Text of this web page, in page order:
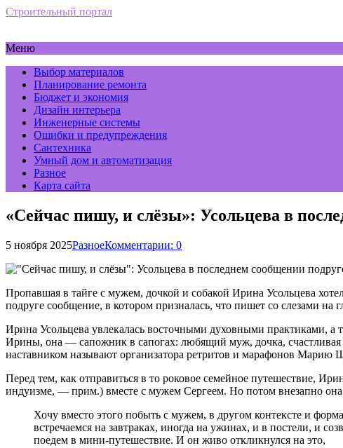
Строительный портал
Меню
Выбор материалов
Планирование ремонта
Бюджет и экономия
Дизайн интерьера
Инженерные системы
Ошибки и предупреждения
Сантехника
Умный дом и автоматизация
Разное
Карта сайта
«Сейчас пишу, и слёзы»: Усольцева в
5 ноября 2025РазноеКомментарии: 0
Пропавшая в тайге с мужем, дочкой и собакой Ирина Усольцева
подруге сообщение, в котором призналась, что пишет со слезами
Ирина Усольцева увлекалась восточными духовными практиками,
Ирины, она — сапожник в сапогах: любящий муж, дочка, счастливая
наставником называют организатора ретритов и марафонов Марию
Перед тем, как отправиться в то роковое семейное путешествие,
индуизме, — прим.) вместе с мужем Сергеем. Но потом внезапно она
Хочу вместо этого побыть с мужем, в другом контексте и
встречаемся на завтраках, иногда на ужинах, и в постели, и
поедем в мини-путешествие. И он живо откликнулся на это,